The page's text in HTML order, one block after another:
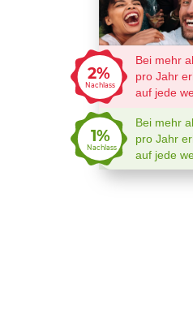
Bei mehr als 1000 €
pro Jahr erhalten sie2%
auf jede weitere
Bei mehr als 600 €
pro Jahr erhalten sie1%
auf jede weitere